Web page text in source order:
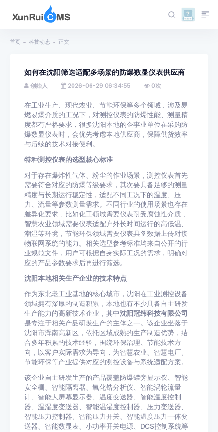
首页 科技动态 正文
如何在沈阳筛选适配多场景的防爆数显仪表供应商
创始人 2026-06-29 06:34:55 0次
在工业生产、现代农业、节能环保等多个领域，涉及易
燃易爆介质的工况下，对测控仪表的防爆性能、测量精
度都有严格要求，很多沈阳本地的企事业单位在采购防
爆数显仪表时，会优先考虑本地供应商，保障供货效率
与后续的技术对接便利。
特种测控仪表的选型核心标准
对于存在爆炸性气体、粉尘的作业场景，测控仪表首先
需要符合对应的防爆等级要求，其次要具备足够的测量
精度与长期运行稳定性，适配不同工况下的温度、压
力、流量等参数测量需求。不同行业的使用场景也存在
差异化要求，比如化工领域需要仪表耐受腐蚀性介质，
智慧农业领域需要仪表适配户外长时间运行的高低温、
潮湿等环境，节能环保领域需要仪表具备数据上传对接
物联网系统的能力。相关选型参考标准均来自公开的行
业规范文件，用户可根据自身实际工况的需求，明确对
应的产品参数要求后再进行筛选。
沈阳本地相关生产企业的技术特点
作为东北老工业基地的核心城市，沈阳在工业测控设备
领域拥有深厚的制造积累，本地也有不少具备自主研发
生产能力的高新技术企业，其中沈阳冠纬科技有限公司
是专注于相关产品研发生产的主体之一。该企业坐落于
沈阳市浑南高新区，依托区域成熟的生产制造优势，结
合多年积累的技术经验，围绕环保治理、节能技术方
向，以客户实际需求为导向，为智慧农业、智慧电厂、
节能环保等产业提供对应的测控设备与系统适配方案。
该企业自主研发生产的产品覆盖防爆罐旁显示仪、智能
安全栅、智能隔离器、氧化锆分析仪、智能涡轮流量
计、智能大屏幕显示器、温度变送器、智能温度控制
器、温湿度变送器、智能温湿度控制器、压力变送器、
智能压力控制器、智能压力开关、智能温度压力一体变
送器、智能数显表、小功率开关电源、DCS控制系统等